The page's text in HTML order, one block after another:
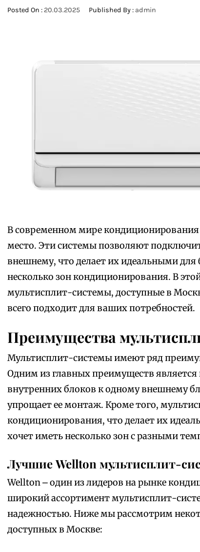
Posted On : 20.03.2025 Published By : admin
В современном мире
место. Эти системы позволяют
внешнему, что делает их идеальными
несколько зон кондиционирования. В
мультисплит-системы, доступные в
всего подходит для ваших потребностей.
Преимущества
Мультисплит-системы имеют ряд
Одним из главных преимуществ
внутренних блоков к одному внешнему
упрощает ее монтаж. Кроме того,
кондиционирования, что делает их
хочет иметь несколько зон с разными
Лучшие Wellton мультисплит-
Wellton ⎼ один из лидеров на рынке
широкий ассортимент мультисплит-
надежностью. Ниже мы рассмотрим
доступных в Москве: